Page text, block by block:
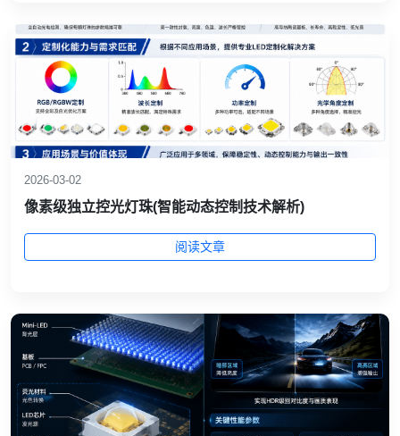
2026-03-02
像素级独立控光灯珠(智能动态控制技术解析)
阅读文章